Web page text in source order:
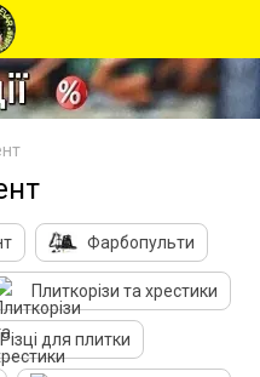
Фарбопульти
Плиткорізи та хрестики
Різці для плитки